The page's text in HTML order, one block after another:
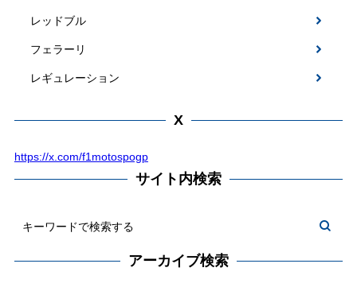
レッドブル
フェラーリ
レギュレーション
X
https://x.com/f1motospogp
サイト内検索
アーカイブ検索